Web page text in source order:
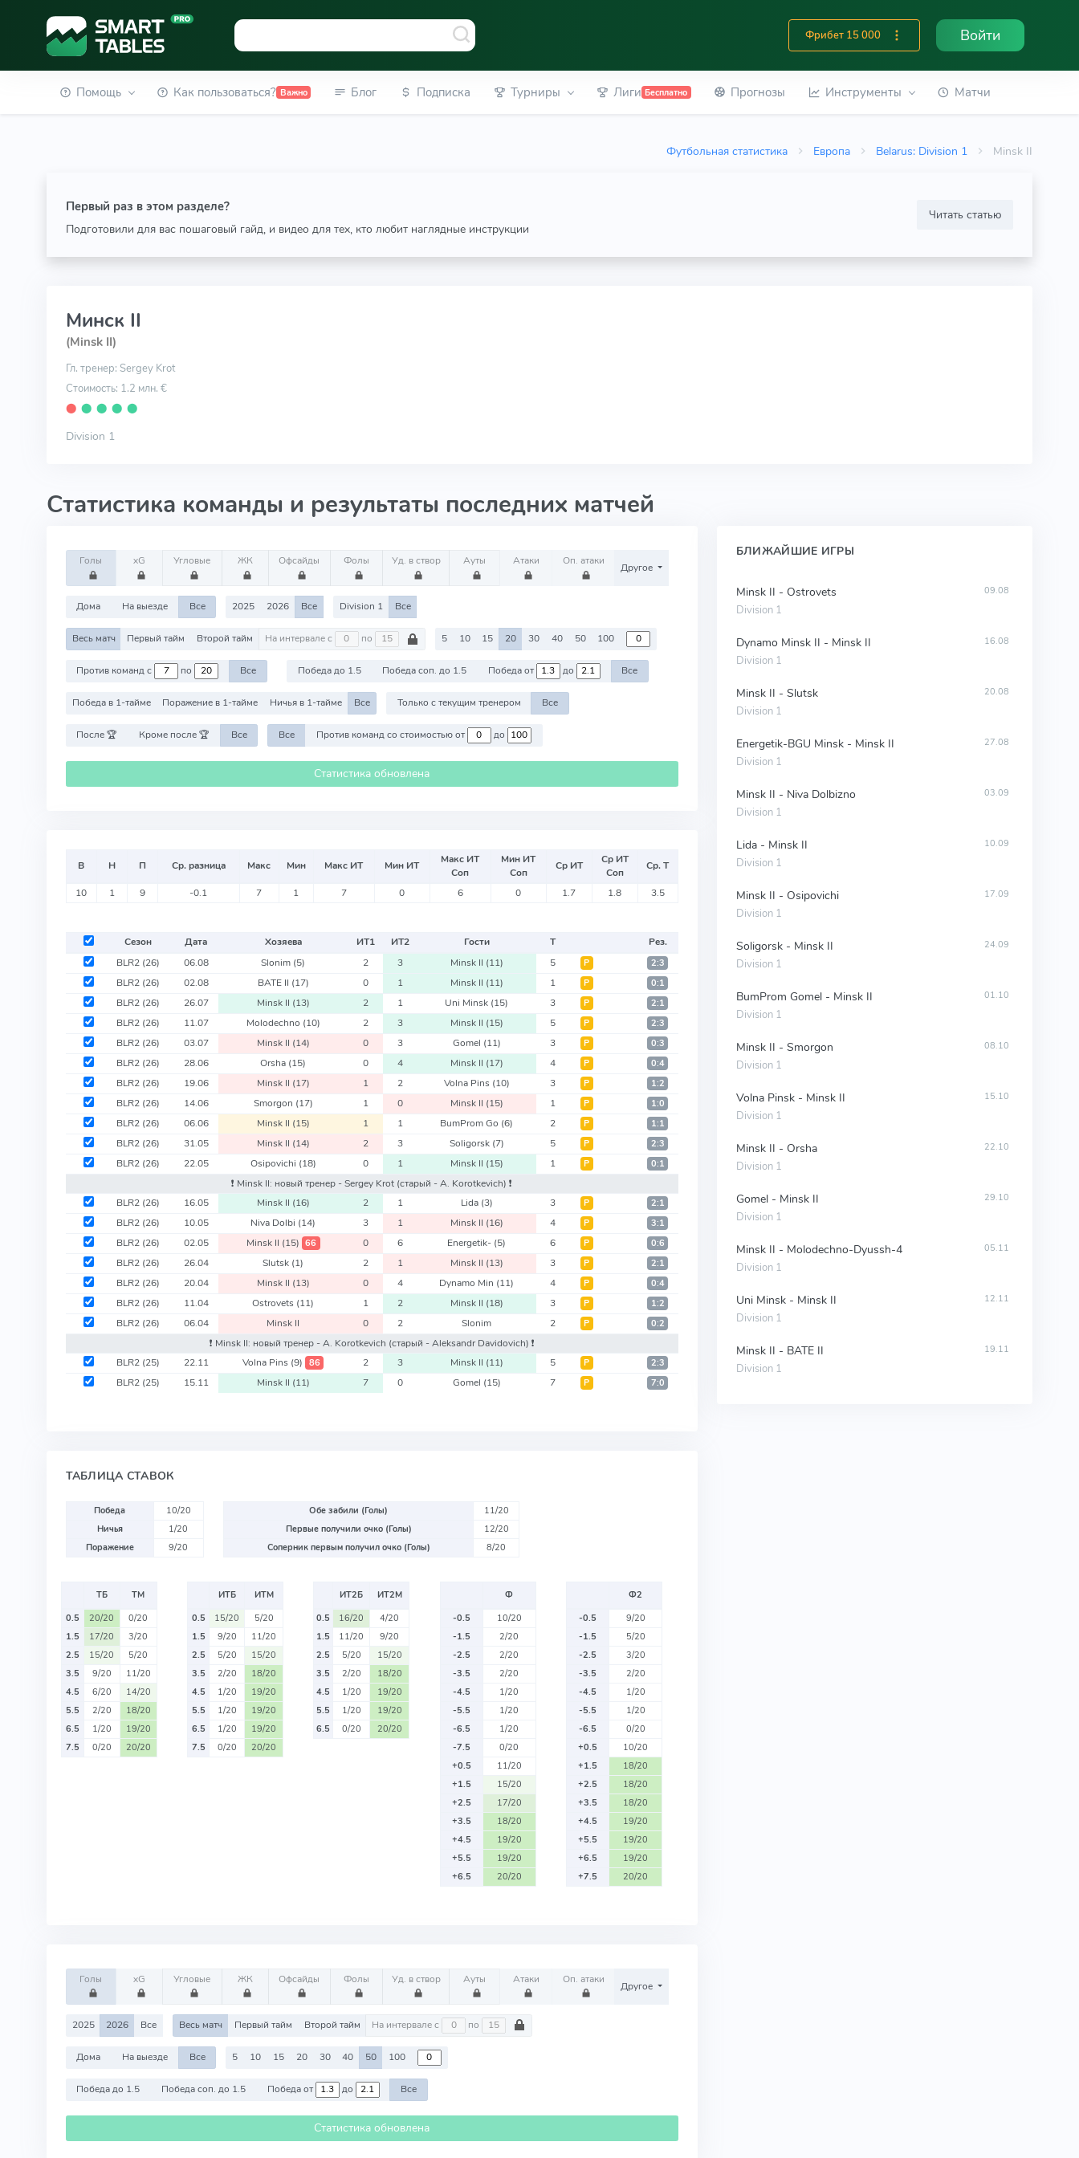
Фрибет 15 000 Войти
Помощь Как пользоваться? Важно Блог Подписка Турниры Лиги Бесплатно Прогнозы Инструменты Матчи
Футбольная статистика Европа Belarus: Division 1 Minsk II
Первый раз в этом разделе?
Подготовили для вас пошаговый гайд, и видео для тех, кто любит наглядные инструкции
Читать статью
Минск II
(Minsk II)
Гл. тренер: Sergey Krot
Стоимость: 1.2 млн. €
⬤ ⬤ ⬤ ⬤ ⬤
Division 1
Статистика команды и результаты последних матчей
Голы xG Угловые ЖК Офсайды Фолы Уд. в створ Ауты Атаки Оп. атаки
Другое
Дома На выезде Все 2025 2026 Все Division 1 Все
Весь матч Первый тайм Второй тайм На интервале с по 5 10 15 20 30 40 50 100
Против команд с по Все Победа до 1.5 Победа соп. до 1.5 Победа от до Все
Победа в 1-тайме Поражение в 1-тайме Ничья в 1-тайме Все Только с текущим тренером Все
После 🏆 Кроме после 🏆 Все Все Против команд со стоимостью от до
Статистика обновлена
В Н П Ср. разница Макс Мин Макс ИТ Мин ИТ
Макс ИТ
Соп
Мин ИТ
Соп
Ср ИТ
Ср ИТ
Соп
Ср. Т
10 1 9 -0.1 7 1 7 0 6 0 1.7 1.8 3.5
Сезон Дата Хозяева ИТ1 ИТ2 Гости Т
Рез.
BLR2 (26) 06.08 Slonim (5) 2 3 Minsk II (11) 5 Р 2:3
BLR2 (26) 02.08 BATE II (17) 0 1 Minsk II (11) 1 Р 0:1
BLR2 (26) 26.07 Minsk II (13) 2 1 Uni Minsk (15) 3 Р 2:1
BLR2 (26) 11.07 Molodechno (10) 2 3 Minsk II (15) 5 Р 2:3
BLR2 (26) 03.07 Minsk II (14) 0 3 Gomel (11) 3 Р 0:3
BLR2 (26) 28.06 Orsha (15) 0 4 Minsk II (17) 4 Р 0:4
BLR2 (26) 19.06 Minsk II (17) 1 2 Volna Pins (10) 3 Р 1:2
BLR2 (26) 14.06 Smorgon (17) 1 0 Minsk II (15) 1 Р 1:0
BLR2 (26) 06.06 Minsk II (15) 1 1 BumProm Go (6) 2 Р 1:1
BLR2 (26) 31.05 Minsk II (14) 2 3 Soligorsk (7) 5 Р 2:3
BLR2 (26) 22.05 Osipovichi (18) 0 1 Minsk II (15) 1 Р 0:1
❗️ Minsk II: новый тренер - Sergey Krot (старый - A. Korotkevich) ❗️
BLR2 (26) 16.05 Minsk II (16) 2 1 Lida (3) 3 Р 2:1
BLR2 (26) 10.05 Niva Dolbi (14) 3 1 Minsk II (16) 4 Р 3:1
BLR2 (26) 02.05 Minsk II (15) 66 0 6 Energetik- (5) 6 Р 0:6
BLR2 (26) 26.04 Slutsk (1) 2 1 Minsk II (13) 3 Р 2:1
BLR2 (26) 20.04 Minsk II (13) 0 4 Dynamo Min (11) 4 Р 0:4
BLR2 (26) 11.04 Ostrovets (11) 1 2 Minsk II (18) 3 Р 1:2
BLR2 (26) 06.04 Minsk II 0 2 Slonim 2 Р 0:2
❗️ Minsk II: новый тренер - A. Korotkevich (старый - Aleksandr Davidovich) ❗️
BLR2 (25) 22.11 Volna Pins (9) 86 2 3 Minsk II (11) 5 Р 2:3
BLR2 (25) 15.11 Minsk II (11) 7 0 Gomel (15) 7 Р 7:0
ТАБЛИЦА СТАВОК
Победа
10/20
Ничья
1/20
Поражение
9/20
Обе забили (Голы)
11/20
Первые получили очко (Голы)
12/20
Соперник первым получил очко (Голы)
8/20
ТБ
ТМ
0.5
20/20
0/20
1.5
17/20
3/20
2.5
15/20
5/20
3.5
9/20
11/20
4.5
6/20
14/20
5.5
2/20
18/20
6.5
1/20
19/20
7.5
0/20 20/20
ИТБ
ИТМ
0.5
15/20
5/20
1.5
9/20
11/20
2.5
5/20
15/20
3.5
2/20
18/20
4.5
1/20
19/20
5.5
1/20
19/20
6.5
1/20
19/20
7.5
0/20 20/20
ИТ2Б
ИТ2М
0.5
16/20
4/20
1.5
11/20
9/20
2.5
5/20
15/20
3.5
2/20
18/20
4.5
1/20
19/20
5.5
1/20
19/20
6.5
0/20 20/20
Ф
-0.5
10/20
-1.5
2/20
-2.5
2/20
-3.5
2/20
-4.5
1/20
-5.5
1/20
-6.5
1/20
-7.5
0/20
+0.5
11/20
+1.5
15/20
+2.5
17/20
+3.5
18/20
+4.5
19/20
+5.5
19/20
+6.5
20/20
Ф2
-0.5
9/20
-1.5
5/20
-2.5
3/20
-3.5
2/20
-4.5
1/20
-5.5
1/20
-6.5
0/20
+0.5
10/20
+1.5
18/20
+2.5
18/20
+3.5
18/20
+4.5
19/20
+5.5
19/20
+6.5
19/20
+7.5
20/20
Голы xG Угловые ЖК Офсайды Фолы Уд. в створ Ауты Атаки Оп. атаки
Другое
2025 2026 Все Весь матч Первый тайм Второй тайм На интервале с по
Дома На выезде Все 5 10 15 20 30 40 50 100
Победа до 1.5 Победа соп. до 1.5 Победа от до Все
Статистика обновлена
БЛИЖАЙШИЕ ИГРЫ
Minsk II - Ostrovets
Division 1
09.08
Dynamo Minsk II - Minsk II
Division 1
16.08
Minsk II - Slutsk
Division 1
20.08
Energetik-BGU Minsk - Minsk II
Division 1
27.08
Minsk II - Niva Dolbizno
Division 1
03.09
Lida - Minsk II
Division 1
10.09
Minsk II - Osipovichi
Division 1
17.09
Soligorsk - Minsk II
Division 1
24.09
BumProm Gomel - Minsk II
Division 1
01.10
Minsk II - Smorgon
Division 1
08.10
Volna Pinsk - Minsk II
Division 1
15.10
Minsk II - Orsha
Division 1
22.10
Gomel - Minsk II
Division 1
29.10
Minsk II - Molodechno-Dyussh-4
Division 1
05.11
Uni Minsk - Minsk II
Division 1
12.11
Minsk II - BATE II
Division 1
19.11